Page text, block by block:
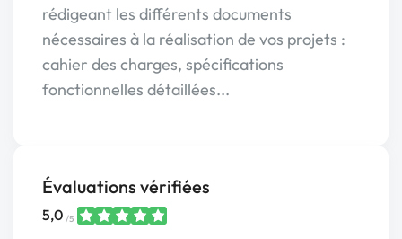
rédigeant les différents documents
nécessaires à la réalisation de vos projets :
cahier des charges, spécifications
fonctionnelles détaillées...
Évaluations vérifiées
5,0 /5